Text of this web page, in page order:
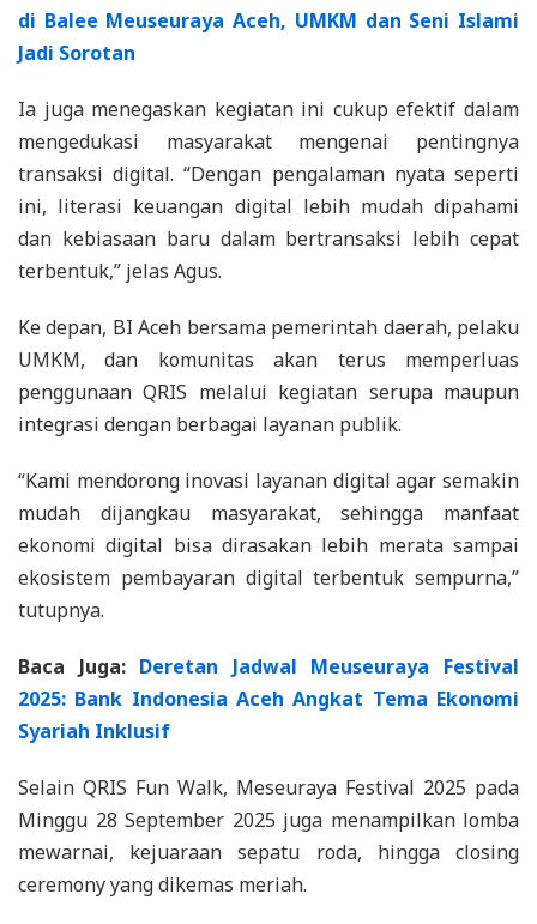
di Balee Meuseuraya Aceh, UMKM dan Seni Islami
Jadi Sorotan
Ia juga menegaskan kegiatan ini cukup efektif dalam
mengedukasi masyarakat mengenai pentingnya
transaksi digital. “Dengan pengalaman nyata seperti
ini, literasi keuangan digital lebih mudah dipahami
dan kebiasaan baru dalam bertransaksi lebih cepat
terbentuk,” jelas Agus.
Ke depan, BI Aceh bersama pemerintah daerah, pelaku
UMKM, dan komunitas akan terus memperluas
penggunaan QRIS melalui kegiatan serupa maupun
integrasi dengan berbagai layanan publik.
“Kami mendorong inovasi layanan digital agar semakin
mudah dijangkau masyarakat, sehingga manfaat
ekonomi digital bisa dirasakan lebih merata sampai
ekosistem pembayaran digital terbentuk sempurna,”
tutupnya.
Baca Juga: Deretan Jadwal Meuseuraya Festival
2025: Bank Indonesia Aceh Angkat Tema Ekonomi
Syariah Inklusif
Selain QRIS Fun Walk, Meseuraya Festival 2025 pada
Minggu 28 September 2025 juga menampilkan lomba
mewarnai, kejuaraan sepatu roda, hingga closing
ceremony yang dikemas meriah.